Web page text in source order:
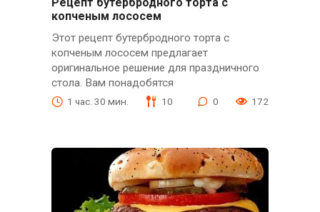
копченым лососем
Этот рецепт бутербродного торта с
копченым лососем предлагает
оригинальное решение для праздничного
стола. Вам понадобятся
1 час. 30 мин. 10 0 172